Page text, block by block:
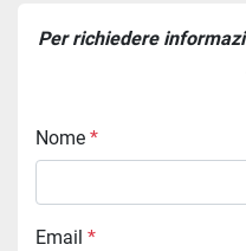
Per richiedere
Nome *
Email *